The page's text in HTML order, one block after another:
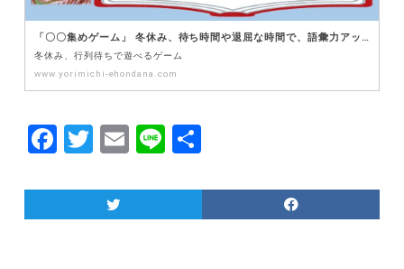
「〇〇集めゲーム」 冬休み、待ち時間や退屈な時間で、語彙力アップ！！準備物ナシのオリジナルゲームを紹介！ – よりみち絵本だな ～子育ての悩みを解決する 絵本と遊びの図書館～
冬休み、行列待ちで遊べるゲーム
www.yorimichi-ehondana.com
F
c
e
T
itt
er
E
ai
l
Li
e
共